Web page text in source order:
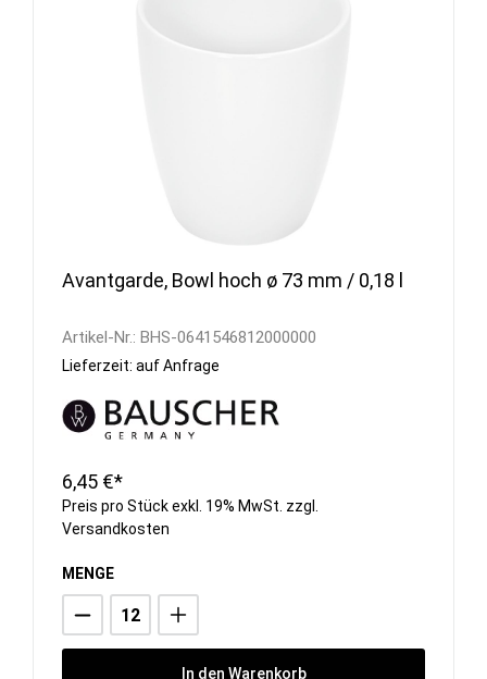
Avantgarde, Bowl hoch ø 73 mm / 0,18 l
Artikel-Nr.: BHS-0641546812000000
Lieferzeit: auf Anfrage
6,45 €*
Preis pro Stück exkl. 19% MwSt. zzgl.
Versandkosten
MENGE
In den Warenkorb